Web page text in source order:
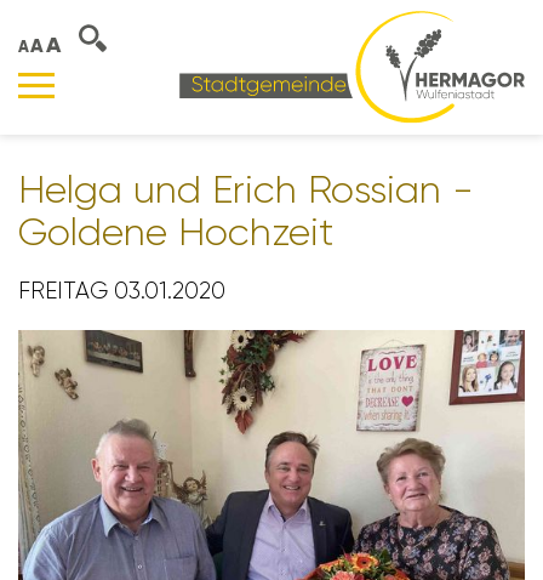
AAA
Helga und Erich Rossian -
Goldene Hoch­zeit
FREITAG 03.01.2020